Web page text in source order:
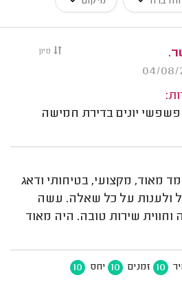
מיון
יונים בדירת חמישה
מאוד, מקצועי, בטיחותי ודאג
ולענות על כל שאלה. עשה
וחווית שירות טובה. היה מאוד
10 זמנים 10 יחס 10